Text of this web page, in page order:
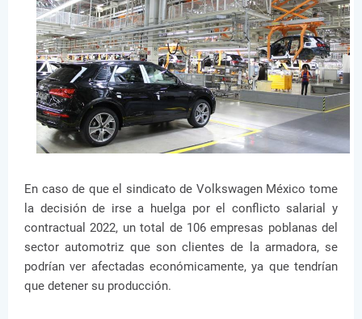
En caso de que el sindicato de Volkswagen México tome
la decisión de irse a huelga por el conflicto salarial y
contractual 2022, un total de 106 empresas poblanas del
sector automotriz que son clientes de la armadora, se
podrían ver afectadas económicamente, ya que tendrían
que detener su producción.